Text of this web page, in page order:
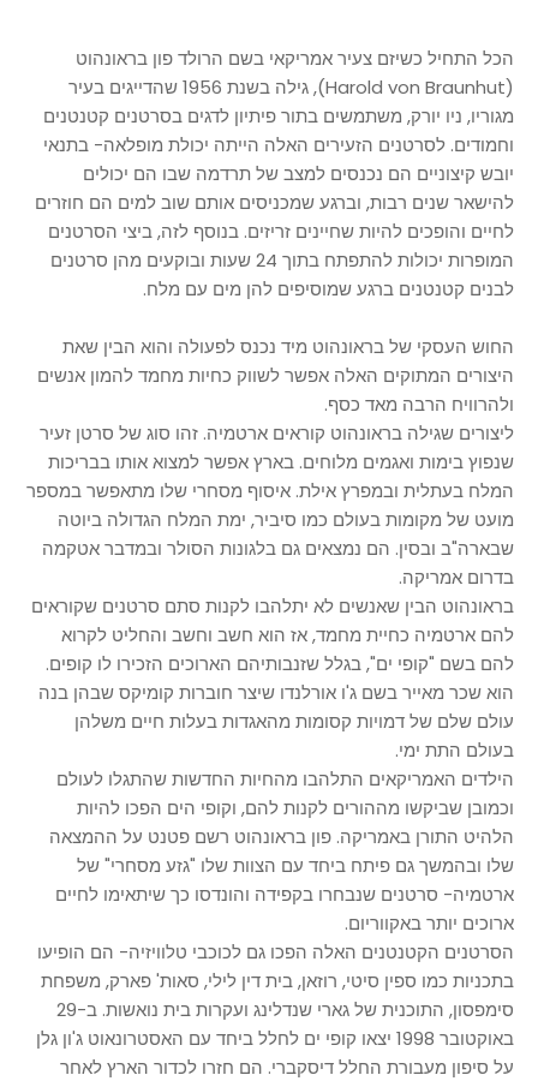
הכל התחיל כשיזם צעיר אמריקאי בשם הרולד פון בראונהוט
(Harold von Braunhut), גילה
בשנת 1956 שהדייגים בעיר
מגוריו, ניו יורק, משתמשים בתור פיתיון לדגים בסרטנים קטנטנים
וחמודים. לסרטנים הזעירים האלה הייתה יכולת מופלאה- בתנאי
יובש קיצוניים הם נכנסים למצב של תרדמה שבו הם יכולים
להישאר שנים רבות, וברגע שמכניסים אותם שוב למים הם חוזרים
לחיים והופכים להיות שחיינים זריזים. בנוסף לזה, ביצי הסרטנים
המופרות יכולות להתפתח בתוך 24 שעות ובוקעים מהן סרטנים
לבנים קטנטנים ברגע שמוסיפים להן מים עם מלח.
החוש העסקי של בראונהוט מיד נכנס לפעולה והוא הבין שאת
היצורים המתוקים האלה אפשר לשווק כחיות מחמד להמון אנשים
ולהרוויח הרבה מאד כסף.
ליצורים שגילה בראונהוט קוראים ארטמיה. זהו סוג של סרטן זעיר
שנפוץ בימות ואגמים מלוחים. בארץ אפשר למצוא אותו בבריכות
המלח בעתלית ובמפרץ אילת. איסוף מסחרי שלו מתאפשר במספר
מועט של מקומות בעולם כמו סיביר, ימת המלח הגדולה ביוטה
שבארה"ב ובסין. הם נמצאים גם בלגונות הסולר ובמדבר אטקמה
בדרום אמריקה.
בראונהוט הבין שאנשים לא יתלהבו לקנות סתם סרטנים שקוראים
להם ארטמיה כחיית מחמד, אז הוא חשב וחשב והחליט לקרוא
להם בשם "קופי ים", בגלל שזנבותיהם הארוכים הזכירו לו קופים.
הוא שכר מאייר בשם ג'ו אורלנדו שיצר חוברות קומיקס שבהן בנה
עולם שלם של דמויות קסומות מהאגדות בעלות חיים משלהן
בעולם התת ימי.
הילדים האמריקאים התלהבו מהחיות החדשות שהתגלו לעולם
וכמובן שביקשו מההורים לקנות להם, וקופי הים הפכו להיות
הלהיט התורן באמריקה. פון בראונהוט רשם פטנט על ההמצאה
שלו ובהמשך גם פיתח ביחד עם הצוות שלו "גזע מסחרי" של
ארטמיה- סרטנים שנבחרו בקפידה והונדסו כך שיתאימו לחיים
ארוכים יותר באקווריום.
הסרטנים הקטנטנים האלה הפכו גם לכוכבי טלוויזיה- הם הופיעו
בתכניות כמו ספין סיטי, רוזאן, בית דין לילי, סאות' פארק, משפחת
סימפסון, התוכנית של גארי שנדלינג ועקרות בית נואשות. ב-29
באוקטובר 1998 יצאו קופי ים לחלל ביחד עם האסטרונאוט ג'ון גלן
על סיפון מעבורת החלל דיסקברי. הם חזרו לכדור הארץ לאחר